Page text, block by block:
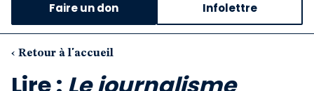
Notre critique des médias
Notre revue
Faire un don Infolettre
‹ Retour à l'accueil